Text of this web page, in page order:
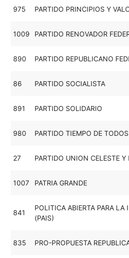
975 PARTIDO PRINCIPIOS Y
1009 PARTIDO RENOVADOR
890 PARTIDO REPUBLICANO
86 PARTIDO SOCIALISTA
891 PARTIDO SOLIDARIO
980 PARTIDO TIEMPO DE TODOS
27 PARTIDO UNION CELESTE Y
1007 PATRIA GRANDE
841
POLITICA ABIERTA PARA LA
(PAIS)
835 PRO-PROPUESTA